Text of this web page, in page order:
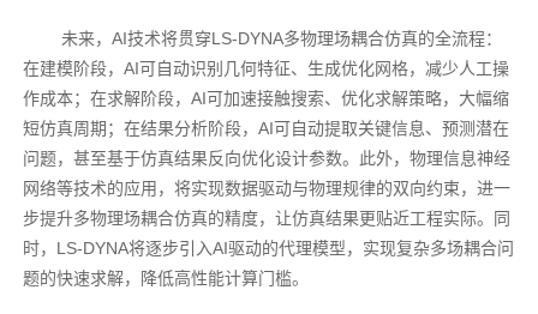
未来，AI技术将贯穿LS-DYNA多物理场耦合仿真的全流程：
在建模阶段，AI可自动识别几何特征、生成优化网格，减少人工操
作成本；在求解阶段，AI可加速接触搜索、优化求解策略，大幅缩
短仿真周期；在结果分析阶段，AI可自动提取关键信息、预测潜在
问题，甚至基于仿真结果反向优化设计参数。此外，物理信息神经
网络等技术的应用，将实现数据驱动与物理规律的双向约束，进一
步提升多物理场耦合仿真的精度，让仿真结果更贴近工程实际。同
时，LS-DYNA将逐步引入AI驱动的代理模型，实现复杂多场耦合问
题的快速求解，降低高性能计算门槛。